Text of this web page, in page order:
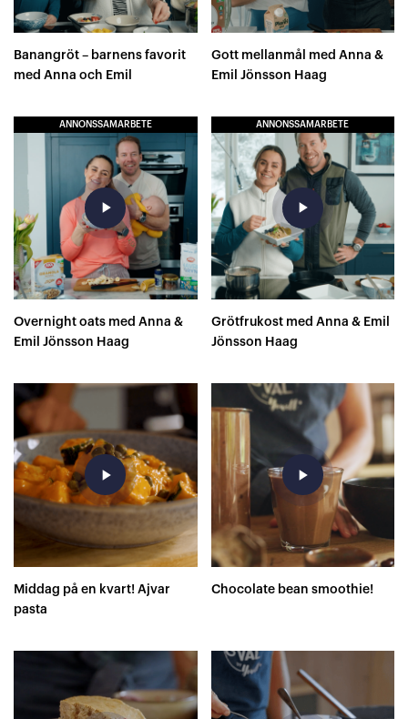
Banangröt – barnens favorit
med Anna och Emil
Gott mellanmål med Anna &
Emil Jönsson Haag
ANNONSSAMARBETE
play_arrow
Overnight oats med Anna &
Emil Jönsson Haag
ANNONSSAMARBETE
play_arrow
Grötfrukost med Anna & Emil
Jönsson Haag
play_arrow
Middag på en kvart! Ajvar
pasta
play_arrow
Chocolate bean smoothie!